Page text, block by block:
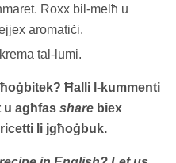
Roxx bil-melħ u
aromatiċi.
tal-lumi.
Ħalli l-kummenti
u agħfas share biex
li jgħoġbuk.